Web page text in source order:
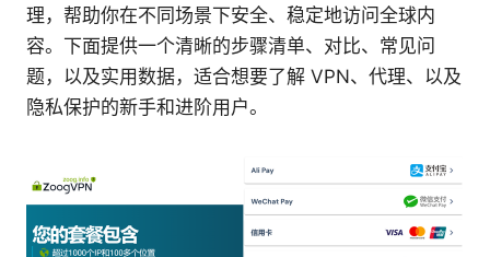
理，帮助你在不同场景下安全、稳定地访问全球内
容。下面提供一个清晰的步骤清单、对比、常见问
题，以及实用数据，适合想要了解 VPN、代理、以及
隐私保护的新手和进阶用户。